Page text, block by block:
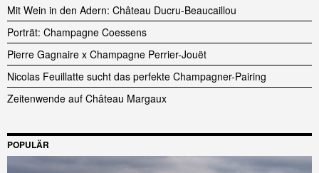
Mit Wein in den Adern: Château Ducru-Beaucaillou
Porträt: Champagne Coessens
Pierre Gagnaire x Champagne Perrier-Jouët
Nicolas Feuillatte sucht das perfekte Champagner-Pairing
Zeitenwende auf Château Margaux
POPULÄR